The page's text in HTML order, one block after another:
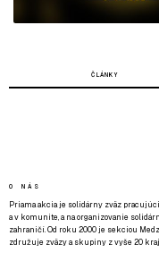
ČLÁNKY
O NÁS
Priama akcia je solidárny zväz
a v komunite, a na organizovanie
zahraničí. Od roku 2000 je sekciou
združuje zväzy a skupiny z vyše 20